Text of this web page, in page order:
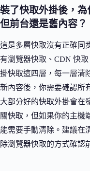
裝了快取外掛後，
但前台還是舊內容？
這是多層快取沒有正確同
有瀏覽器快取、CDN 快取
掛快取這四層，每一層清
新內容後，你需要確認所
大部分好的快取外掛會在
關快取，但如果你的主機
能需要手動清除。建議在
除瀏覽器快取的方式確認